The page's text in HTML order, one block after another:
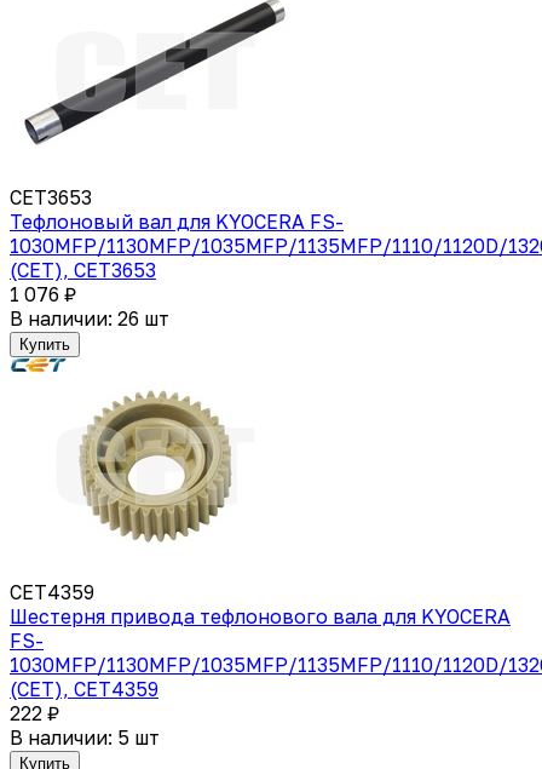
CET3653
Тефлоновый вал для KYOCERA FS-
1030MFP/1130MFP/1035MFP/1135MFP/1110/1120D/
(CET), CET3653
1 076 ₽
В наличии: 26 шт
Купить
CET4359
Шестерня привода тефлонового вала для KYOCERA
FS-
1030MFP/1130MFP/1035MFP/1135MFP/1110/1120D/
(CET), CET4359
222 ₽
В наличии: 5 шт
Купить